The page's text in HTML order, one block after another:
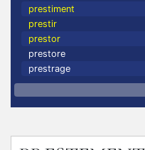
prestiment
prestir
prestor
prestore
prestrage